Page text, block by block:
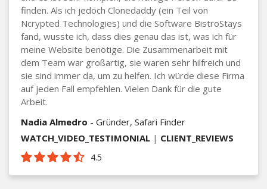
finden. Als ich jedoch Clonedaddy (ein Teil von
Ncrypted Technologies) und die Software BistroStays
fand, wusste ich, dass dies genau das ist, was ich für
meine Website benötige. Die Zusammenarbeit mit
dem Team war großartig, sie waren sehr hilfreich und
sie sind immer da, um zu helfen. Ich würde diese Firma
auf jeden Fall empfehlen. Vielen Dank für die gute
Arbeit.
Nadia Almedro - Gründer, Safari Finder
WATCH_VIDEO_TESTIMONIAL | CLIENT_REVIEWS
4.5